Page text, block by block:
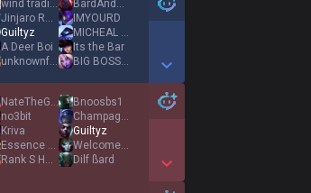
wınd trading
Jinjaro Reformed
Guiltyz
A Deer Boi
unknownfang
BardAndBoujee
IMYOURD
MICHEAL YAKSON
Its the Bar
BIG BOSS BOWSER
Show More Detail Games
NateTheGR827
no3bit
Kriva
Essence Stalker
Rank S Hunter
Bnoosbs1
ChampagneM13
Guiltyz
WelcomeToCostco
Dilf ßard
Show More Detail Games